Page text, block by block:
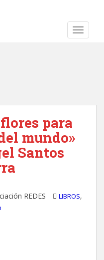
para
mundo»
Santos
REDES LIBROS,